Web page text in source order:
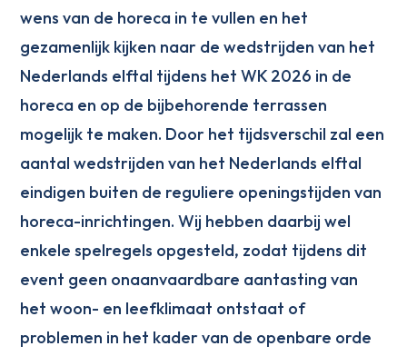
wens van de horeca in te vullen en het
gezamenlijk kijken naar de wedstrijden van het
Nederlands elftal tijdens het WK 2026 in de
horeca en op de bijbehorende terrassen
mogelijk te maken. Door het tijdsverschil zal een
aantal wedstrijden van het Nederlands elftal
eindigen buiten de reguliere openingstijden van
horeca-inrichtingen. Wij hebben daarbij wel
enkele spelregels opgesteld, zodat tijdens dit
event geen onaanvaardbare aantasting van
het woon- en leefklimaat ontstaat of
problemen in het kader van de openbare orde